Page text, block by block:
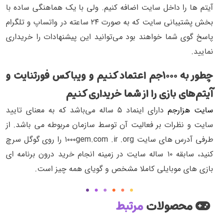
آیتم ها را داخل سایت اضافه کنیم. ولی با یک هماهنگی ساده با
بخش پشتیبانی سایت که به صورت ۲۴ ساعته در واتساپ و تلگرام
پاسخ گوی شما خواهند بود می‌توانید این پیشنهادات را خریداری
نمایید.
چطور به ۱۰۰۰جم اعتماد کنیم و ویباکس فورتنایت و
آیتم‌های بازی را از شما خریداری کنیم
سایت هزارجم
دارای اینماد ۵ ساله می‌باشد که به معنای تایید
سایت و نظرات بر فعالیت آن توسط سازمان مربوطه می باشد. از
طرفی آدرس های سایت ۱۰۰۰gem.com .ir .org را روی گوگل سرچ
کنید، سابقه ۱۰ ساله سایت در زمینه انجام خرید درون برنامه ای
بازی های موبایلی کاملا مشخص و گویای همه چیز است.
محصولاتمرتبط